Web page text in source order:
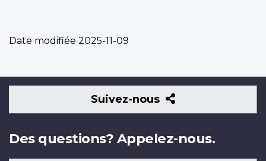
Date modifiée 2025-11-09
Suivez-nous
Suivez-
nous
Des questions? Appelez-nous.